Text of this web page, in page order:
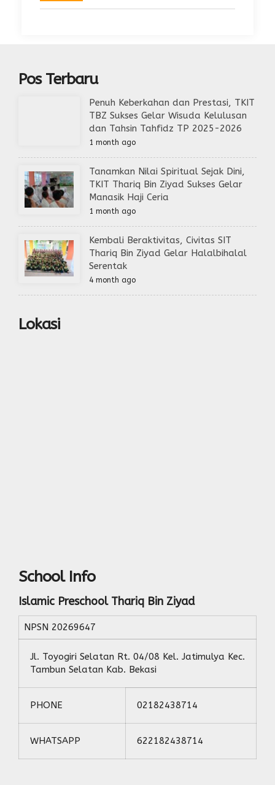
Pos Terbaru
Penuh Keberkahan dan Prestasi, TKIT
TBZ Sukses Gelar Wisuda Kelulusan
dan Tahsin Tahfidz TP 2025-2026
1 month ago
Tanamkan Nilai Spiritual Sejak Dini,
TKIT Thariq Bin Ziyad Sukses Gelar
Manasik Haji Ceria
1 month ago
Kembali Beraktivitas, Civitas SIT
Thariq Bin Ziyad Gelar Halalbihalal
Serentak
4 month ago
Lokasi
School Info
Islamic Preschool Thariq Bin Ziyad
NPSN 20269647
Jl. Toyogiri Selatan Rt. 04/08 Kel. Jatimulya Kec.
Tambun Selatan Kab. Bekasi
PHONE 02182438714
WHATSAPP 622182438714